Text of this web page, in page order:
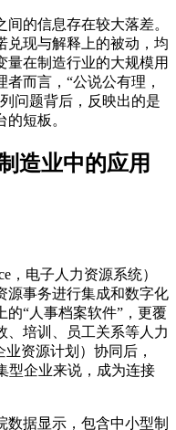
的信息存在较大落差。
兑现与解释上的被动，均
量在制造行业的大规模用
而言，“公说公有理，
问题背后，反映出的是
短板。
造业中的应用
，电子人力资源系统）
源事务进行集成和数字化
“人事档案软件”，更覆
、培训、员工关系等人力
资源计划）协同后，
型企业来说，成为连接
数据显示，包含中小型制